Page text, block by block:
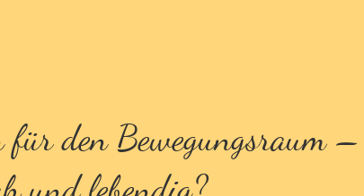
für den Bewegungsraum –